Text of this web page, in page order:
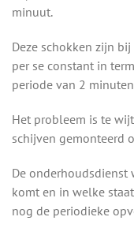
minuut.
Deze schokken zijn
per se constant in
periode van 2
Het probleem is te
schijven gemonteerd
De onderhoudsdienst
komt en in welke
nog de periodieke